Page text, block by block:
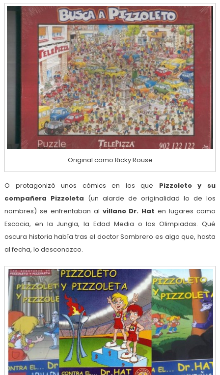
Original como Ricky Rouse
O protagonizó unos cómics en los que Pizzoleto y su
compañera Pizzoleta (un alarde de originalidad lo de los
nombres) se enfrentaban al villano Dr. Hat en lugares como
Escocia, en la Jungla, la Edad Media o las Olimpiadas. Qué
oscura historia había tras el doctor Sombrero es algo que, hasta
al fecha, lo desconozco.